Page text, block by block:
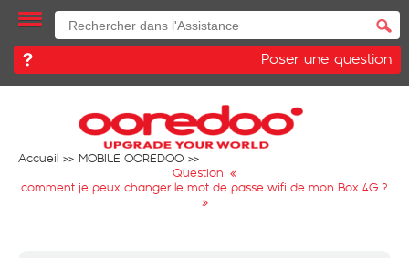
Poser une question
Accueil
MOBILE OOREDOO
Question: «
comment je peux changer le mot de passe wifi de mon Box 4G ?
»